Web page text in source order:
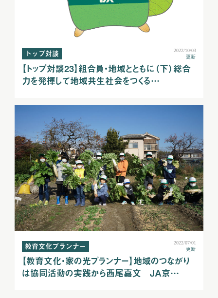
トップ対談
2022/10/03
更新
【トップ対談23】組合員・地域とともに（下）総合
力を発揮して地域共生社会をつくる…
教育文化プランナー
2022/07/01
更新
【教育文化・家の光プランナー】地域のつながり
は協同活動の実践から西尾嘉文 ＪＡ京…